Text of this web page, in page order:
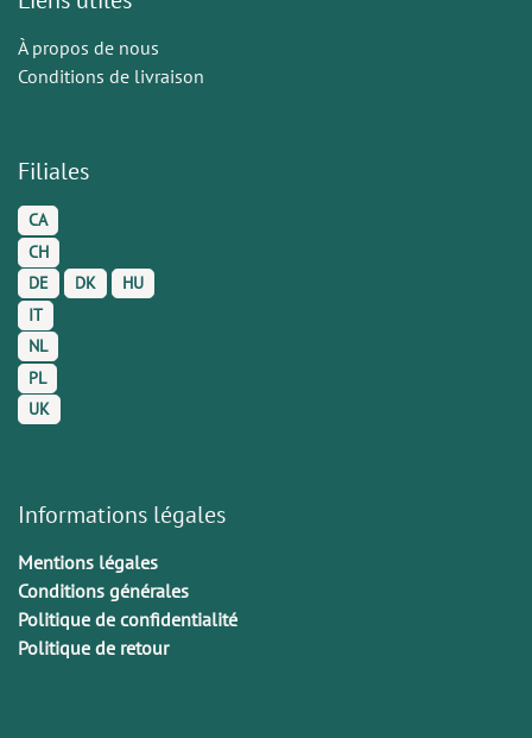
À propos de nous
Conditions de livraison
Filiales
CA
CH
DE
DK
HU
IT
NL
PL
UK
Informations légales
Mentions légales
Conditions générales
Politique de confidentialité
Politique de retour